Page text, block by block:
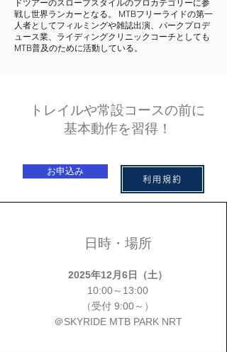
ドツアーのスロープスタイルのプロカテゴリーに参
戦し世界ランカーとなる。 MTBフリーライドの第一
人者としてフィルミングや雑誌出演、パークプロデ
ュース業、ライディングクリニックコーチとしても
MTB普及のために活動している。
トレイルや常設コースの前に
基本動作を習得！
お申込み
利用規約
日時・場所
2025年12月6日（土）
10:00～13:00
​（受付 9:00～）
​＠SKYRIDE MTB PARK NRT